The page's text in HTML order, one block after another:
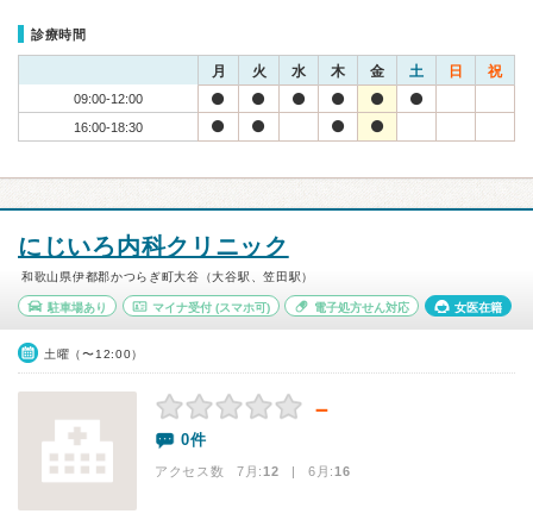
診療時間
月 火 水 木 金 土 日 祝
09:00-12:00
16:00-18:30
にじいろ内科クリニック
和歌山県伊都郡かつらぎ町大谷（大谷駅、笠田駅）
駐車場あり マイナ受付(スマホ可) 電子処方せん対応 女医在籍
土曜（〜12:00）
－
0件
アクセス数 7月:12 | 6月:16